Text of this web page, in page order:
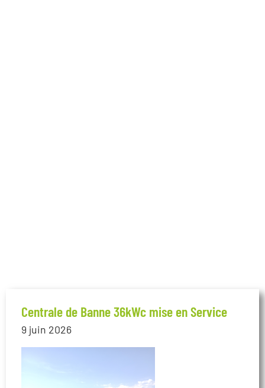
Centrale de Banne 36kWc mise en Service
9 juin 2026